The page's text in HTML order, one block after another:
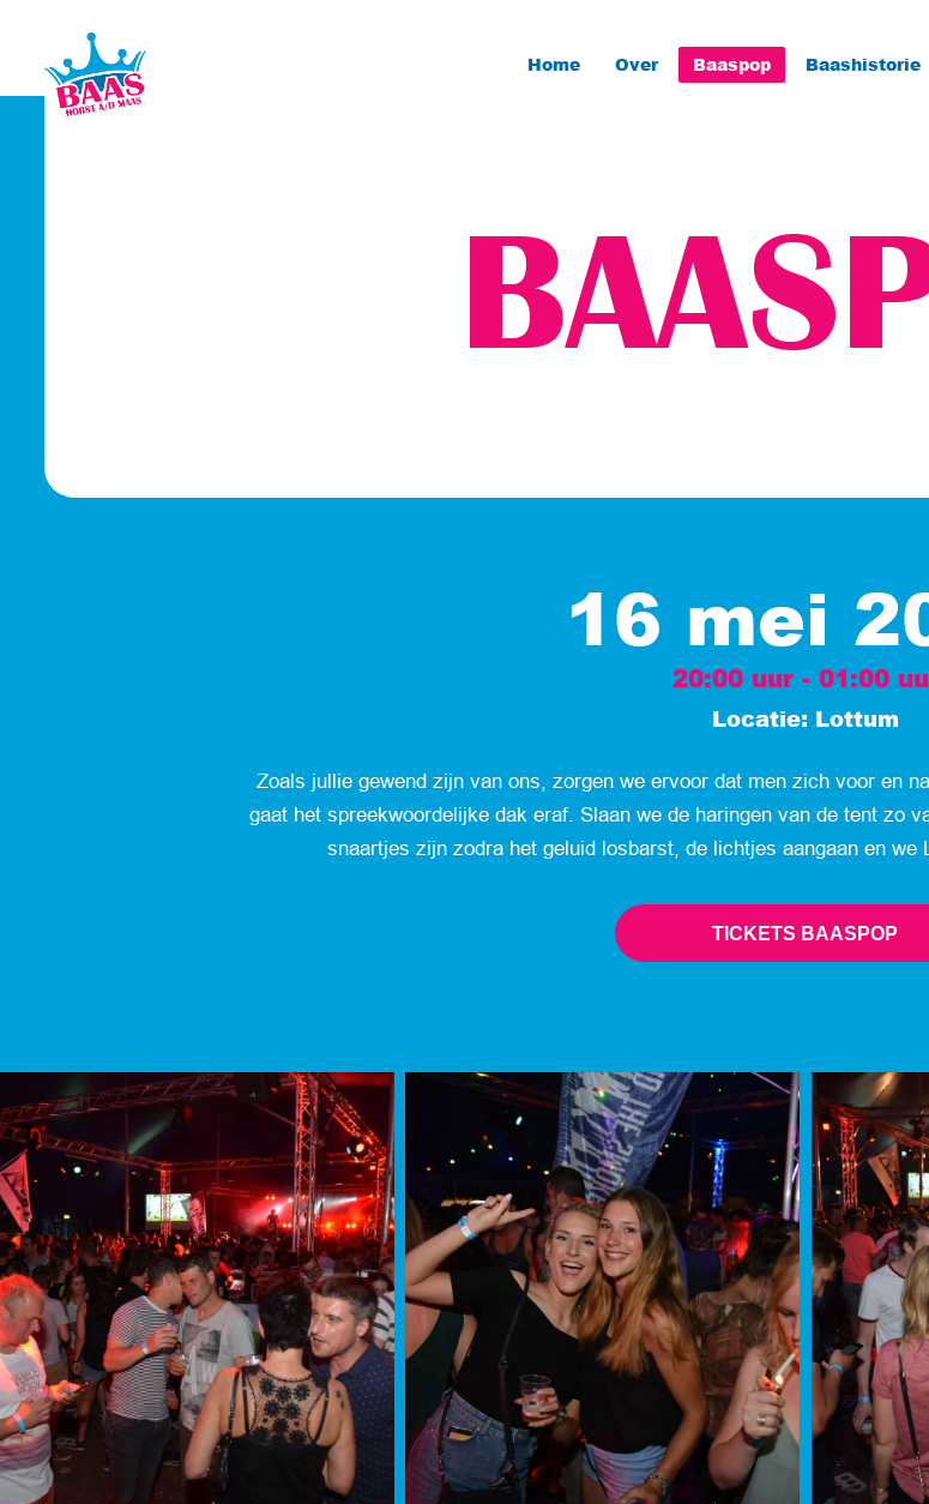
Home Over Baaspop Baashistorie
16 mei
20:00 uur - 01:00
Locatie: Lottum
Zoals jullie gewend zijn van ons, zorgen we ervoor dat men zich voor en
gaat het spreekwoordelijke dak eraf. Slaan we de haringen van de tent zo
snaartjes zijn zodra het geluid losbarst, de lichtjes aangaan en we
TICKETS BAASPOP